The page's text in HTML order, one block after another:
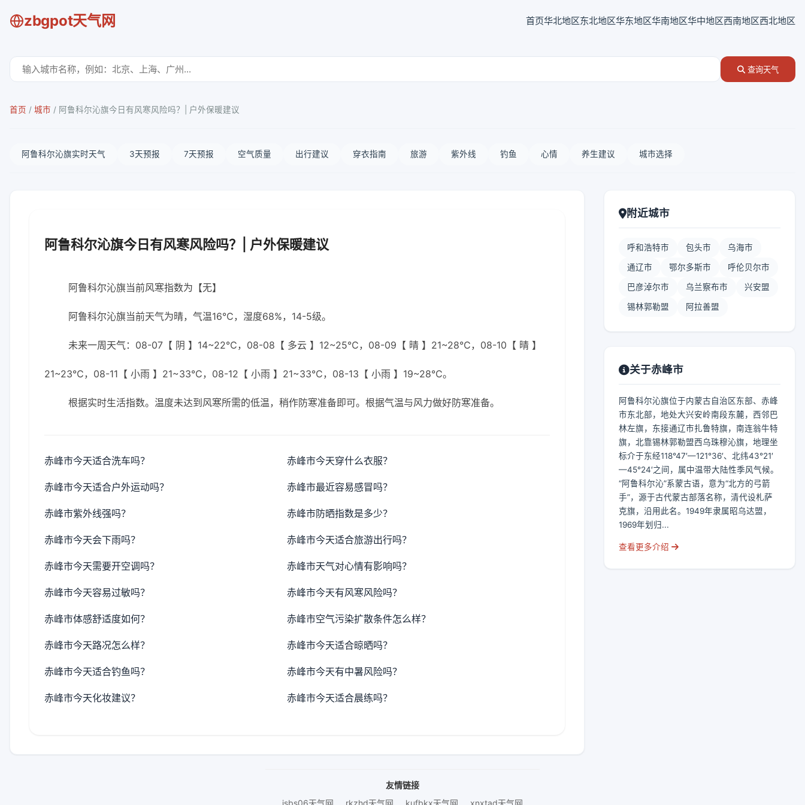
zbgpot天气网 首页华北地区东北地区华东地区华南地区华中地区西南地区西北地区
查询天气
首页 / 城市 / 阿鲁科尔沁旗今日有风寒风险吗？| 户外保暖建议
阿鲁科尔沁旗实时天气 3天预报 7天预报 空气质量 出行建议 穿衣指南 旅游 紫外线 钓鱼 心情 养生建议 城市选择
阿鲁科尔沁旗今日有风寒风险吗？| 户外保暖建议
阿鲁科尔沁旗当前风寒指数为【无】
阿鲁科尔沁旗当前天气为晴，气温16℃，湿度68%，14-5级。
未来一周天气：08-07【 阴 】14~22℃，08-08【 多云 】12~25℃，08-09【 晴 】21~28℃，08-10【 晴 】
21~23℃，08-11【 小雨 】21~33℃，08-12【 小雨 】21~33℃，08-13【 小雨 】19~28℃。
根据实时生活指数。温度未达到风寒所需的低温，稍作防寒准备即可。根据气温与风力做好防寒准备。
赤峰市今天适合洗车吗？ 赤峰市今天穿什么衣服？
赤峰市今天适合户外运动吗？ 赤峰市最近容易感冒吗？
赤峰市紫外线强吗？ 赤峰市防晒指数是多少？
赤峰市今天会下雨吗？ 赤峰市今天适合旅游出行吗？
赤峰市今天需要开空调吗？ 赤峰市天气对心情有影响吗？
赤峰市今天容易过敏吗？ 赤峰市今天有风寒风险吗？
赤峰市体感舒适度如何？ 赤峰市空气污染扩散条件怎么样？
赤峰市今天路况怎么样？ 赤峰市今天适合晾晒吗？
赤峰市今天适合钓鱼吗？ 赤峰市今天有中暑风险吗？
赤峰市今天化妆建议？ 赤峰市今天适合晨练吗？
附近城市
呼和浩特市 包头市 乌海市
通辽市 鄂尔多斯市 呼伦贝尔市
巴彦淖尔市 乌兰察布市 兴安盟
锡林郭勒盟 阿拉善盟
关于赤峰市
阿鲁科尔沁旗位于内蒙古自治区东部、赤峰
市东北部，地处大兴安岭南段东麓，西邻巴
林左旗，东接通辽市扎鲁特旗，南连翁牛特
旗，北靠锡林郭勒盟西乌珠穆沁旗，地理坐
标介于东经118°47′—121°36′、北纬43°21′
—45°24′之间，属中温带大陆性季风气候。
“阿鲁科尔沁”系蒙古语，意为“北方的弓箭
手”，源于古代蒙古部落名称，清代设札萨
克旗，沿用此名。1949年隶属昭乌达盟，
1969年划归...
查看更多介绍
友情链接
jsbs06天气网
rkzhd天气网 kufbkx天气网 xnxtad天气网